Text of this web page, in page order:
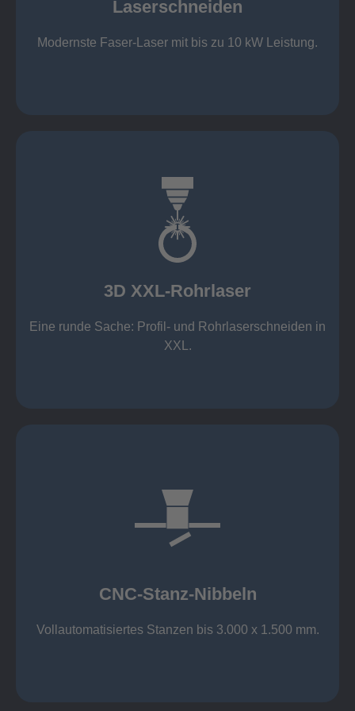
Laserschneiden
Modernste Faser-Laser mit bis zu 10 kW Leistung.
Laserschneiden
Stahl bis 12 mm oxidfrei (Schmelzschneiden)
3D XXL-Rohrlaser
Eine runde Sache: Profil- und Rohrlaserschneiden in
XXL.
3D XXL-Rohrlaser
Rechteckprofile bis 300 x 300 mm
Wandstärken:
Nichtrostende Stähle 15 mm (oxidfrei)
Aluminium 10 mm (oxidfrei)
CNC-Stanz-Nibbeln
Vollautomatisiertes Stanzen bis 3.000 x 1.500 mm.
Stahl bis 6 mm
großer Standard-Werkzeug-Park